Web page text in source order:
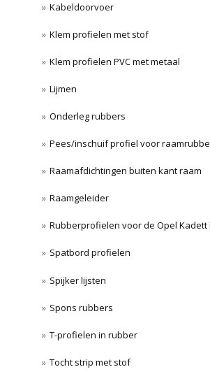
Kabeldoorvoer
Klem profielen met stof
Klem profielen PVC met metaal
Lijmen
Onderleg rubbers
Pees/inschuif profiel voor
Raamafdichtingen buiten kant raam
Raamgeleider
Rubberprofielen voor de Opel Kadett
Spatbord profielen
Spijker lijsten
Spons rubbers
T-profielen in rubber
Tocht strip met stof